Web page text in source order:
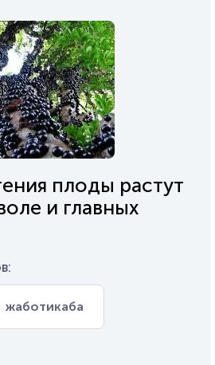
плоды растут
и главных
жаботикаба